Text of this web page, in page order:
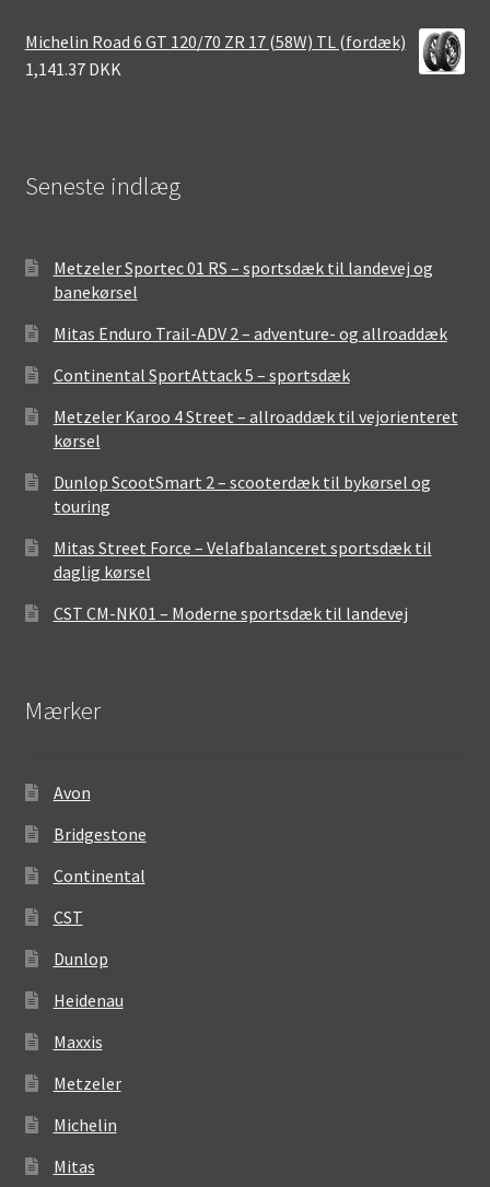
Michelin Road 6 GT 120/70 ZR 17 (58W) TL (fordæk)
1,141.37 DKK
Seneste indlæg
Metzeler Sportec 01 RS – sportsdæk til landevej og
banekørsel
Mitas Enduro Trail-ADV 2 – adventure- og allroaddæk
Continental SportAttack 5 – sportsdæk
Metzeler Karoo 4 Street – allroaddæk til vejorienteret
kørsel
Dunlop ScootSmart 2 – scooterdæk til bykørsel og
touring
Mitas Street Force – Velafbalanceret sportsdæk til
daglig kørsel
CST CM-NK01 – Moderne sportsdæk til landevej
Mærker
Avon
Bridgestone
Continental
CST
Dunlop
Heidenau
Maxxis
Metzeler
Michelin
Mitas